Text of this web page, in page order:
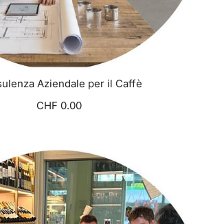
Aziendale per il Caffè
CHF 0.00